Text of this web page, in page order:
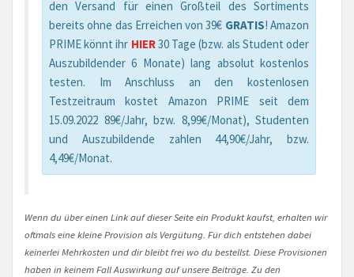
den Versand für einen Großteil des Sortiments
bereits ohne das Erreichen von 39€ GRATIS! Amazon
PRIME könnt ihr HIER30 Tage (bzw. als Student oder
Auszubildender 6 Monate) lang absolut kostenlos
testen. Im Anschluss an den kostenlosen
Testzeitraum kostet Amazon PRIME seit dem
15.09.2022 89€/Jahr, bzw. 8,99€/Monat), Studenten
und Auszubildende zahlen 44,90€/Jahr, bzw.
4,49€/Monat.
Wenn du über einen Link auf dieser Seite ein Produkt kaufst, erhalten wir
oftmals eine kleine Provision als Vergütung. Für dich entstehen dabei
keinerlei Mehrkosten und dir bleibt frei wo du bestellst. Diese Provisionen
haben in keinem Fall Auswirkung auf unsere Beiträge. Zu den